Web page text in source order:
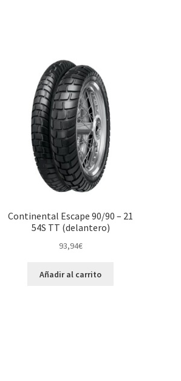
Continental Escape 90/90 – 21
54S TT (delantero)
93,94€
Añadir al carrito